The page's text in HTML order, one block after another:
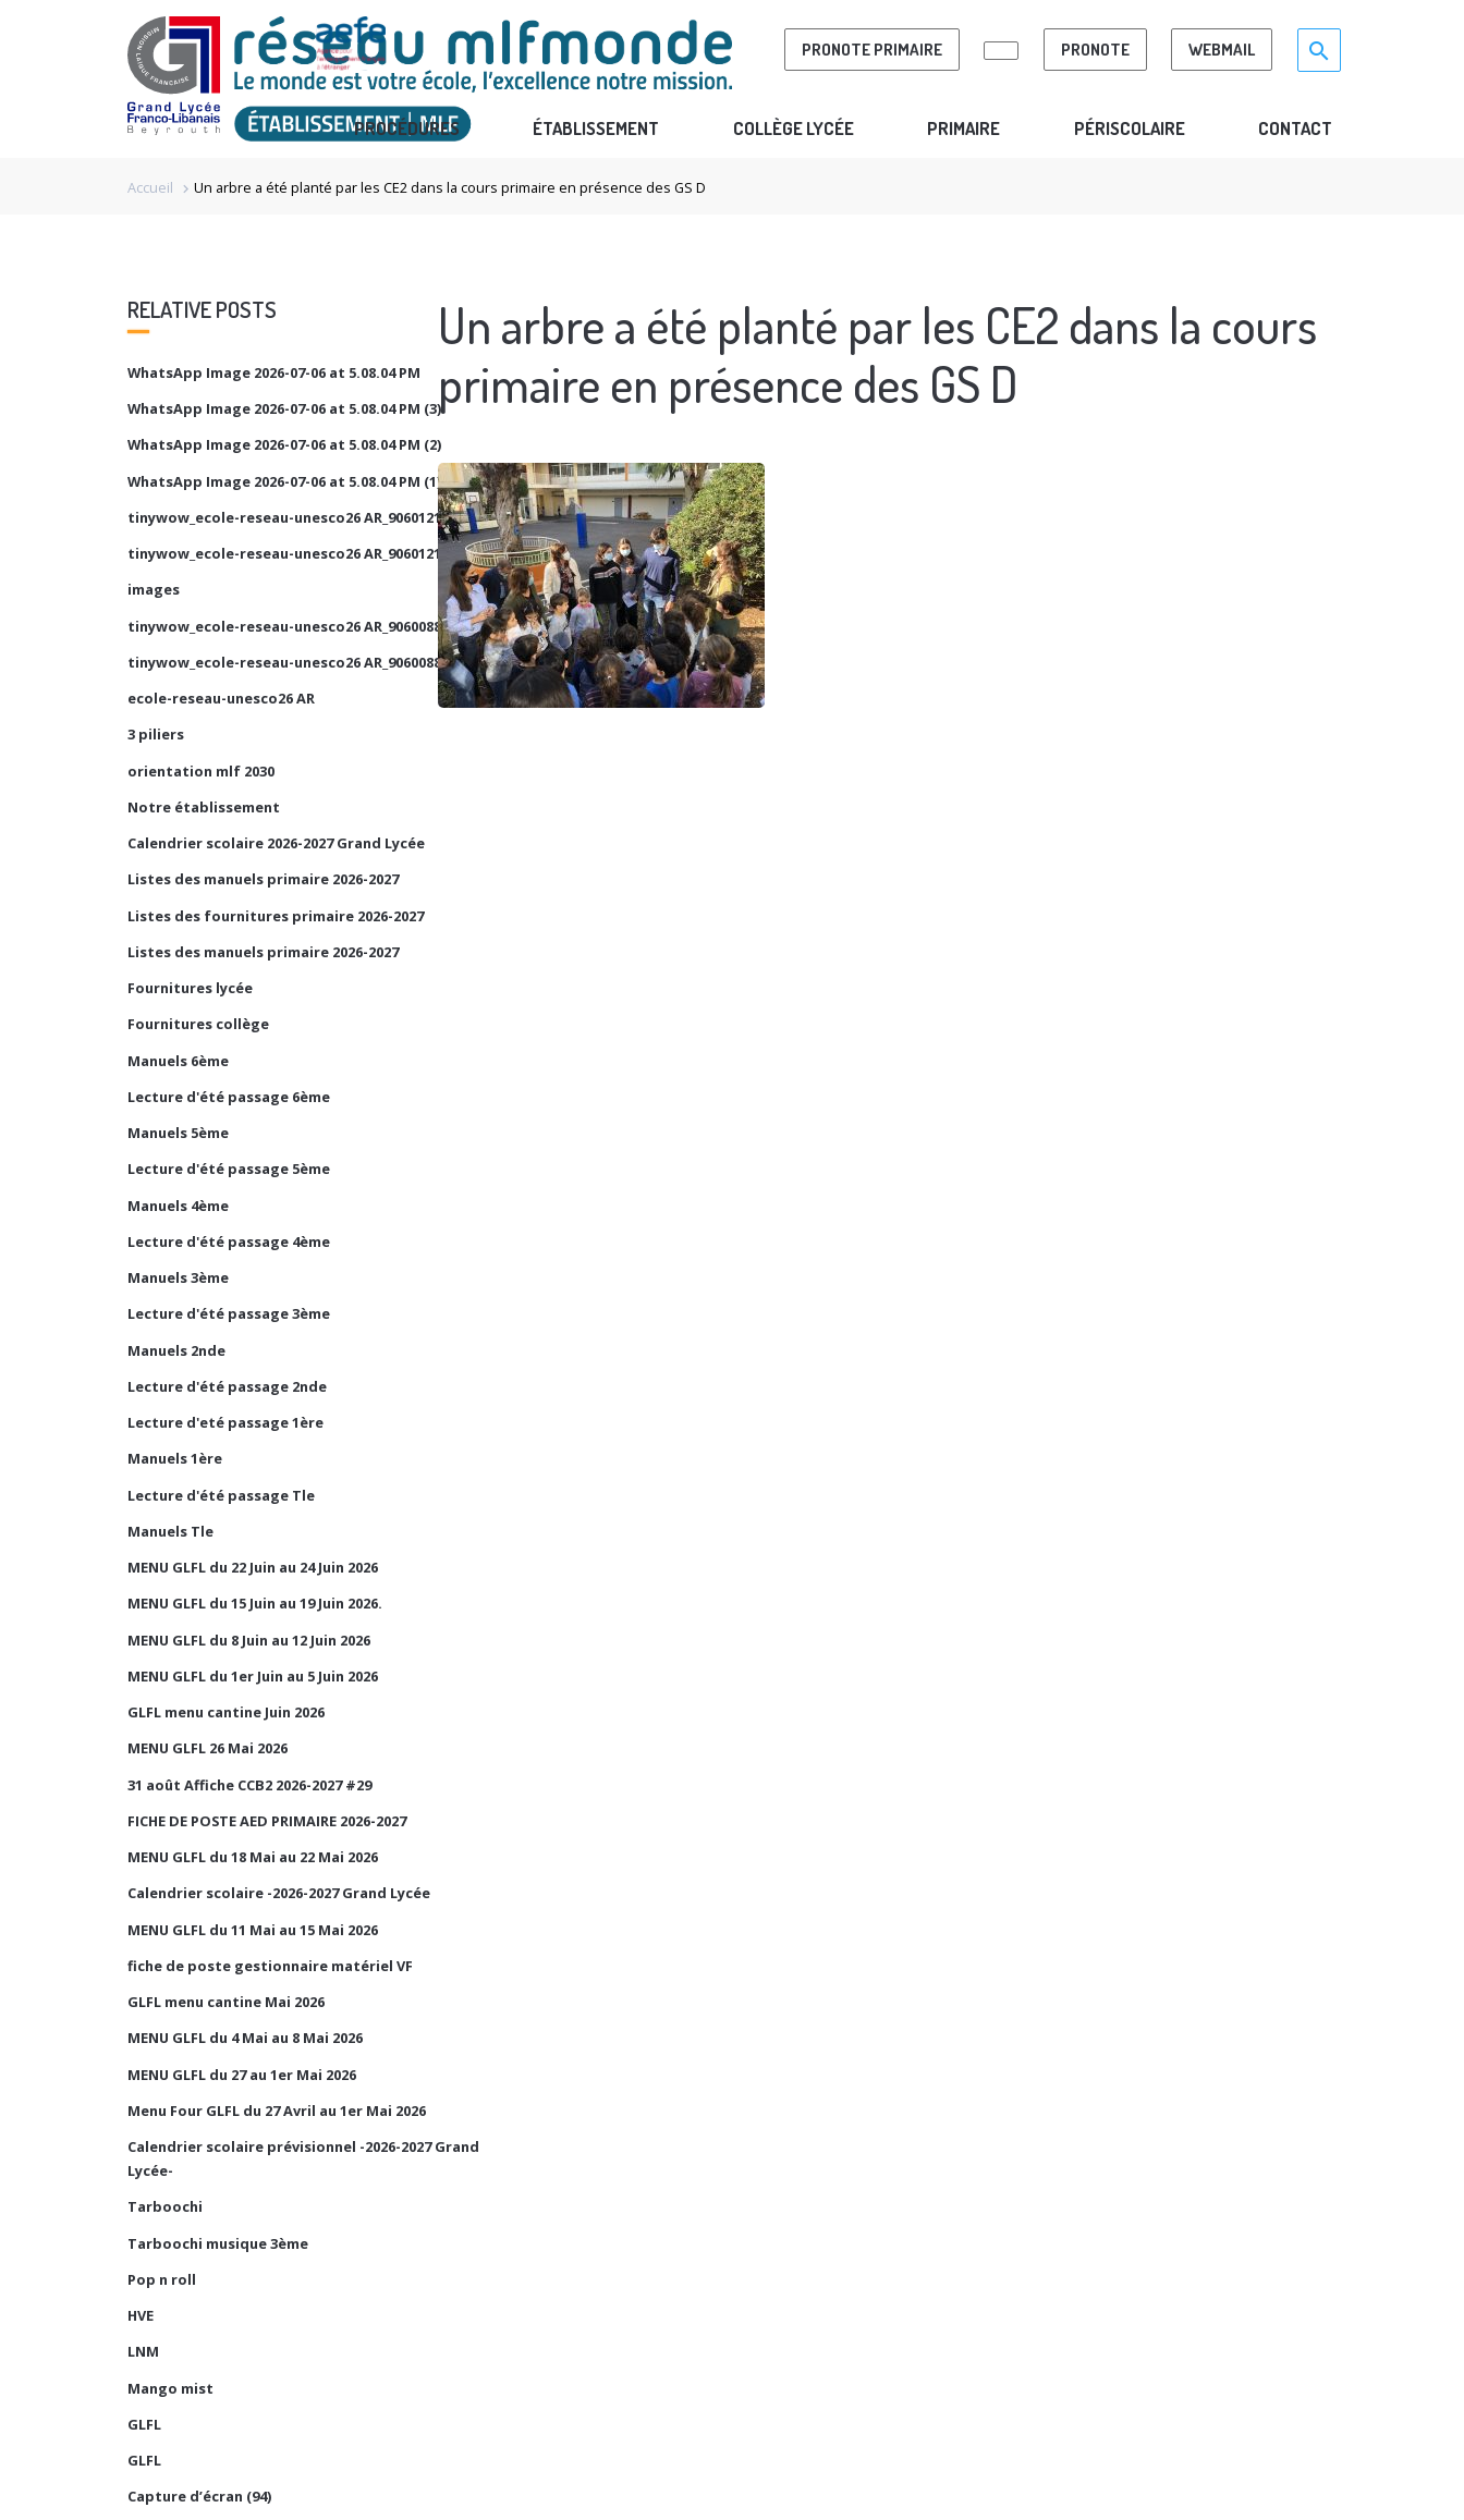
PRONOTE PRIMAIRE PRONOTE WEBMAIL Search for:>
search
PROCÉDURES ÉTABLISSEMENT COLLÈGE LYCÉE PRIMAIRE PÉRISCOLAIRE CONTACT
Accueil chevron_right Un arbre a été planté par les CE2 dans la cours primaire en présence des GS D
RELATIVE POSTS
WhatsApp Image 2026-07-06 at 5.08.04 PM
WhatsApp Image 2026-07-06 at 5.08.04 PM (3)
WhatsApp Image 2026-07-06 at 5.08.04 PM (2)
WhatsApp Image 2026-07-06 at 5.08.04 PM (1)
tinywow_ecole-reseau-unesco26 AR_90601210_1
tinywow_ecole-reseau-unesco26 AR_90601210_2
images
tinywow_ecole-reseau-unesco26 AR_90600884_2
tinywow_ecole-reseau-unesco26 AR_90600884_1
ecole-reseau-unesco26 AR
3 piliers
orientation mlf 2030
Notre établissement
Calendrier scolaire 2026-2027 Grand Lycée
Listes des manuels primaire 2026-2027
Listes des fournitures primaire 2026-2027
Listes des manuels primaire 2026-2027
Fournitures lycée
Fournitures collège
Manuels 6ème
Lecture d'été passage 6ème
Manuels 5ème
Lecture d'été passage 5ème
Manuels 4ème
Lecture d'été passage 4ème
Manuels 3ème
Lecture d'été passage 3ème
Manuels 2nde
Lecture d'été passage 2nde
Lecture d'eté passage 1ère
Manuels 1ère
Lecture d'été passage Tle
Manuels Tle
MENU GLFL du 22 Juin au 24 Juin 2026
MENU GLFL du 15 Juin au 19 Juin 2026.
MENU GLFL du 8 Juin au 12 Juin 2026
MENU GLFL du 1er Juin au 5 Juin 2026
GLFL menu cantine Juin 2026
MENU GLFL 26 Mai 2026
31 août Affiche CCB2 2026-2027 #29
FICHE DE POSTE AED PRIMAIRE 2026-2027
MENU GLFL du 18 Mai au 22 Mai 2026
Calendrier scolaire -2026-2027 Grand Lycée
MENU GLFL du 11 Mai au 15 Mai 2026
fiche de poste gestionnaire matériel VF
GLFL menu cantine Mai 2026
MENU GLFL du 4 Mai au 8 Mai 2026
MENU GLFL du 27 au 1er Mai 2026
Menu Four GLFL du 27 Avril au 1er Mai 2026
Calendrier scolaire prévisionnel -2026-2027 Grand
Lycée-
Tarboochi
Tarboochi musique 3ème
Pop n roll
HVE
LNM
Mango mist
GLFL
GLFL
Capture d’écran (94)
Un arbre a été planté par les CE2 dans la cours
primaire en présence des GS D